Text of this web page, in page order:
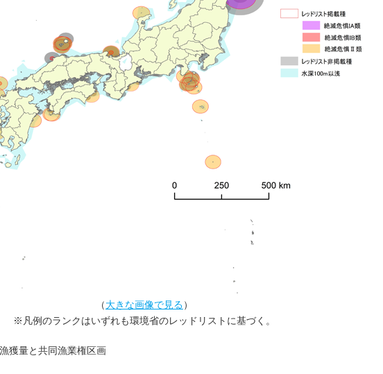
（ 大きな画像で見る ）
※凡例のランクはいずれも環境省のレッドリストに基づく。
獲量と共同漁業権区画